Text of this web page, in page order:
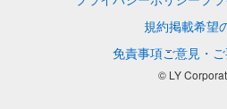
規約掲載希望
免責事項ご意見・
© LY